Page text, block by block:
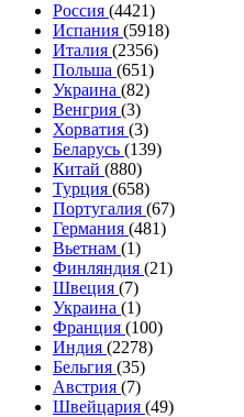
Россия (4421)
Испания (5918)
Италия (2356)
Польша (651)
Украина (82)
Венгрия (3)
Хорватия (3)
Беларусь (139)
Китай (880)
Турция (658)
Португалия (67)
Германия (481)
Вьетнам (1)
Финляндия (21)
Швеция (7)
Украина (1)
Франция (100)
Индия (2278)
Бельгия (35)
Австрия (7)
Швейцария (49)